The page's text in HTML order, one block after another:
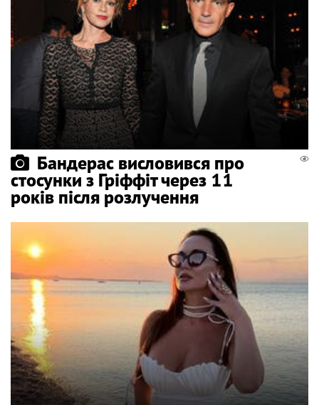
Бандерас висловився про
стосунки з Гріффіт через 11
років після розлучення